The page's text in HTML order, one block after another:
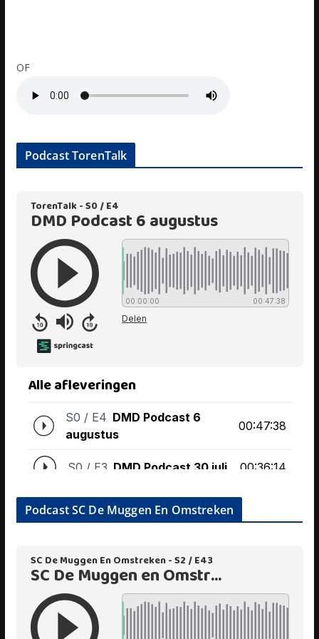
OF
Podcast TorenTalk
Podcast SC De Muggen En Omstreken